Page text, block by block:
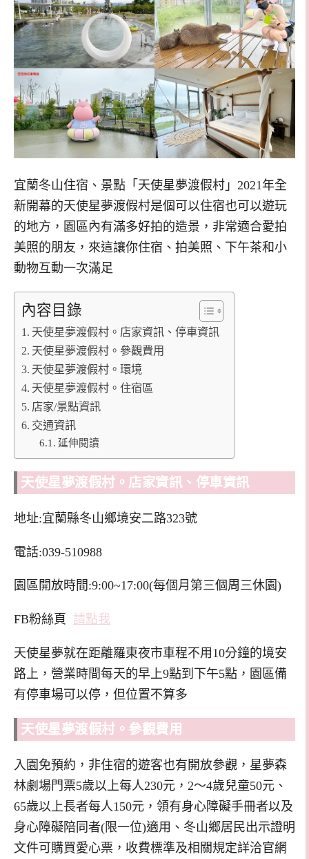
宜蘭冬山住宿、景點「天使星夢渡假村」2021年全
新開幕的天使星夢渡假村是個可以住宿也可以遊玩
的地方，園區內有滿多好拍的造景，非常適合愛拍
美照的朋友，來這讓你住宿、拍美照、下午茶和小
動物互動一次滿足
內容目錄
天使星夢渡假村。店家資訊、停車資訊
天使星夢渡假村。參觀費用
天使星夢渡假村。環境
天使星夢渡假村。住宿區
店家/景點資訊
交通資訊
延伸閱讀
天使星夢渡假村。店家資訊、停車資訊
地址:宜蘭縣冬山鄉境安二路323號
電話:039-510988
園區開放時間:9:00~17:00(每個月第三個周三休園)
FB粉絲頁 請點我
天使星夢就在距離羅東夜市車程不用10分鐘的境安
路上，營業時間每天的早上9點到下午5點，園區備
有停車場可以停，但位置不算多
天使星夢渡假村。參觀費用
入園免預約，非住宿的遊客也有開放參觀，星夢森
林劇場門票5歲以上每人230元，2～4歲兒童50元、
65歲以上長者每人150元，領有身心障礙手冊者以及
身心障礙陪同者(限一位)適用、冬山鄉居民出示證明
文件可購買愛心票，收費標準及相關規定詳洽官網